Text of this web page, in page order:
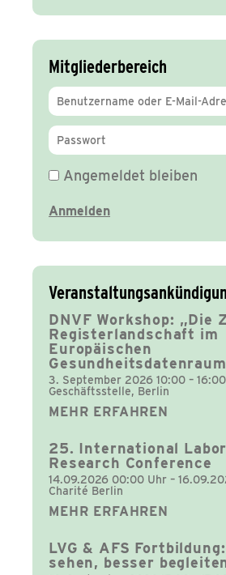
Mitgliederbereich
Angemeldet bleiben
DNVF Workshop: „Die
Registerlandschaft im
Europäischen
3. September 2026 10:00 –
Geschäftsstelle, Berlin
MEHR ERFAHREN
25. International
Research Conference
14.09.2026 00:00 Uhr –
Charité Berlin
MEHR ERFAHREN
LVG & AFS
sehen, besser